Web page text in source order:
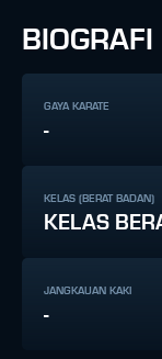
BIOGRAFI
GAYA KARATE
-
KELAS (BERAT BADAN)
KELAS
JANGKAUAN KAKI
-